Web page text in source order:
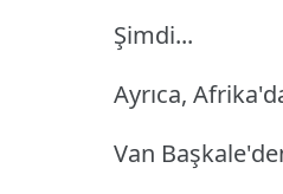
Şimdi...
Ayrıca,
Van